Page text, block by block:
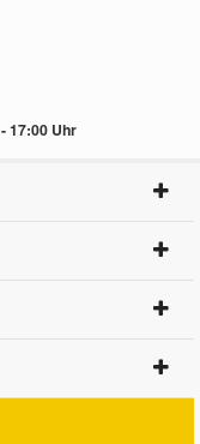
17:00 Uhr